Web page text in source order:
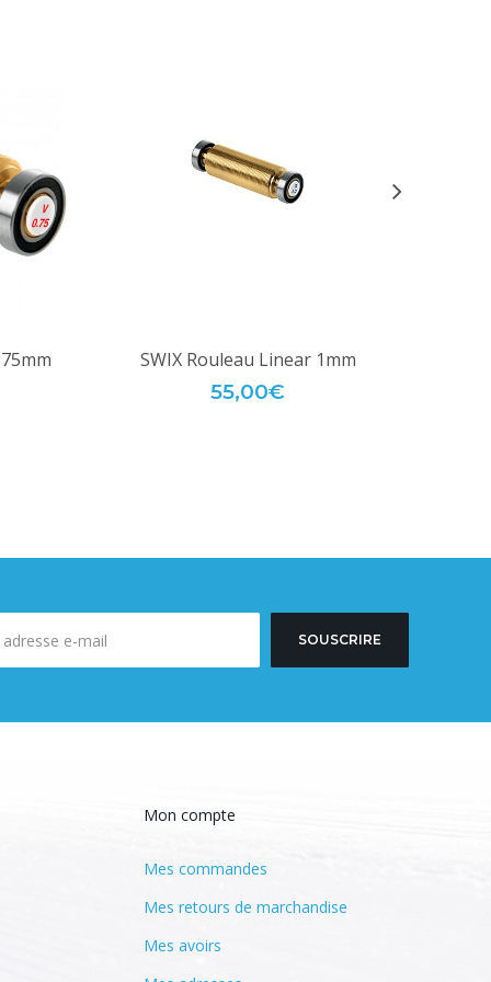
SWIX Rouleau Linear 1mm
55,00€
SOUSCRIRE
Mon compte
Mes commandes
Mes retours de marchandise
Mes avoirs